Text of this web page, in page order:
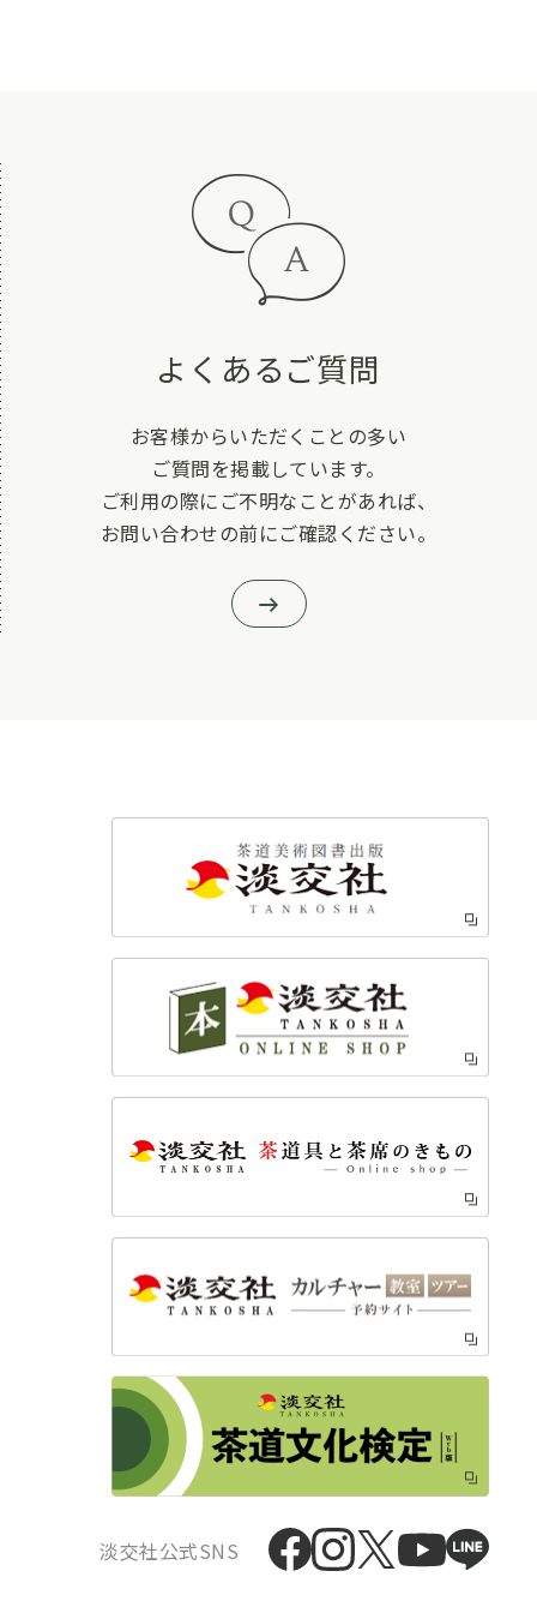
よくあるご質問
お客様からいただくことの多い
ご質問を掲載しています。
ご利用の際にご不明なことがあれば、
お問い合わせの前にご確認ください。
淡交社公式SNS